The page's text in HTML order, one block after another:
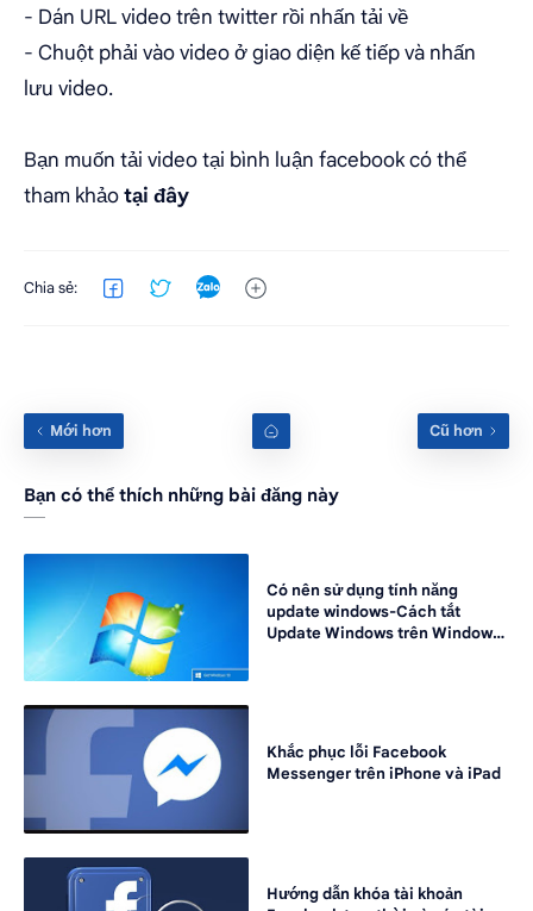
- Dán URL video trên twitter rồi nhấn tải về
- Chuột phải vào video ở giao diện kế tiếp và nhấn
lưu video.
Bạn muốn tải video tại bình luận facebook có thể
tham khảotại đây
Bạn có thể thích những bài đăng này
Có nên sử dụng tính năng
update windows-Cách tắt
Update Windows trên Windows
Khắc phục lỗi Facebook
Messenger trên iPhone và iPad
Hướng dẫn khóa tài khoản